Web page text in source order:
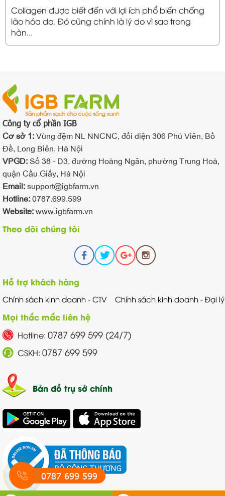
Collagen được biết đến với lợi ích phổ biến chống
lão hóa da. Đó cũng chính là lý do vì sao trong
hàn...
Công ty cổ phần IGB
Cơ sở 1:Vùng đệm NL NNCNC, đối diện 306 Phú Viên, Bồ
Đề, Long Biên, Hà Nội
VPGD:Số 38 - D3, đường Hoàng Ngân, phường Trung Hoà,
quận Cầu Giấy, Hà Nội
Email:support@igbfarm.vn
Hotline:0787.699.599
Website:www.igbfarm.vn
Theo dõi chúng tôi
Hỗ trợ khách hàng
Chính sách kinh doanh - CTV Chính sách kinh doanh - Đại lý
Mọi thắc mắc liên hệ
Hotline: 0787 699 599 (24/7)
CSKH: 0787 699 599
Bản đồ trụ sở chính
0787 699 599